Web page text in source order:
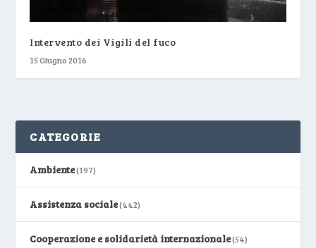
Intervento dei Vigili del fuco
15 Giugno 2016
CATEGORIE
Ambiente(197)
Assistenza sociale(442)
Cooperazione e solidarietà internazionale(54)